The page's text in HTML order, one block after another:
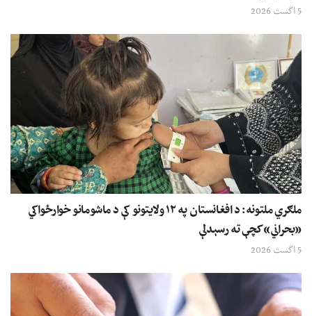
5 اگست 2026
ملګري ملتونه: د افغانستان په ۱۲ ولایتونو کې د ماشومانو خوارځواکي
«بحراني» کچې ته رسېدلې
5 اگست 2026